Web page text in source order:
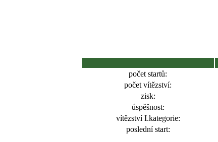
počet startů:
počet vítězství:
zisk:
úspěšnost:
vítězství I.kategorie:
poslední start: